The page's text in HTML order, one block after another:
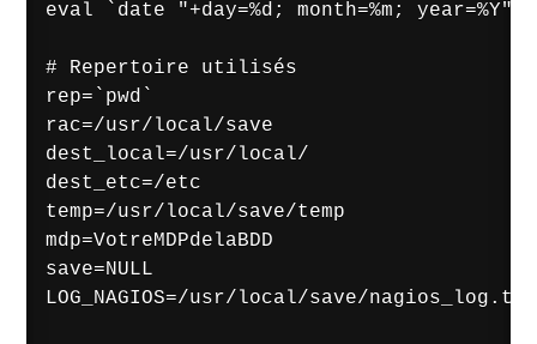
eval `date "+day=%d; month=%m; year=%Y"`
# Repertoire utilisés
rep=`pwd`
rac=/usr/local/save
dest_local=/usr/local/
dest_etc=/etc
temp=/usr/local/save/temp
mdp=VotreMDPdelaBDD
save=NULL
LOG_NAGIOS=/usr/local/save/nagios_log.txt